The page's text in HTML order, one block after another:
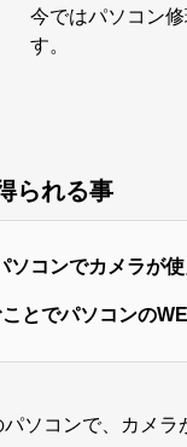
今ではパソコン
す。
られる事
ソコンでカメラが
とでパソコンの
ソコンで、カメラ